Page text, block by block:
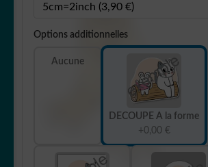
Options additionnelles
Aucune
DECOUPE A la forme
+0,00 €